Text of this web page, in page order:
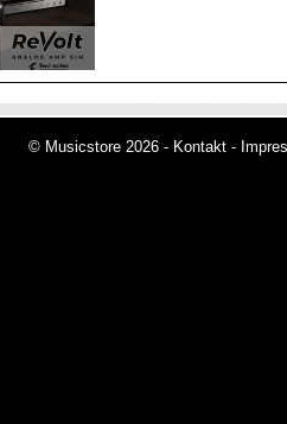
© Musicstore 2026 - Kontakt -